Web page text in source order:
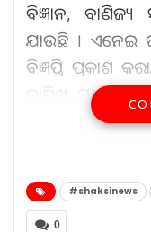
ବିଜ୍ଞାନ, ବାଣିଜ୍ୟ
ଯାଉଛି । ଏନେଇ
ବିଜ୍ଞପ୍ତି ପ୍ରକାଶ
ତାରିଖ ମଧ୍ୟରେ
ପିଲା ଫର୍ମ ପୂରଣ
ଆହୁରି
#shaksinews
0